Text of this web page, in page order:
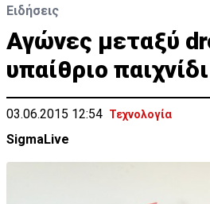
Ειδήσεις
Αγώνες μεταξύ
υπαίθριο παιχνίδι
03.06.2015 12:54 Τεχνολογία
SigmaLive